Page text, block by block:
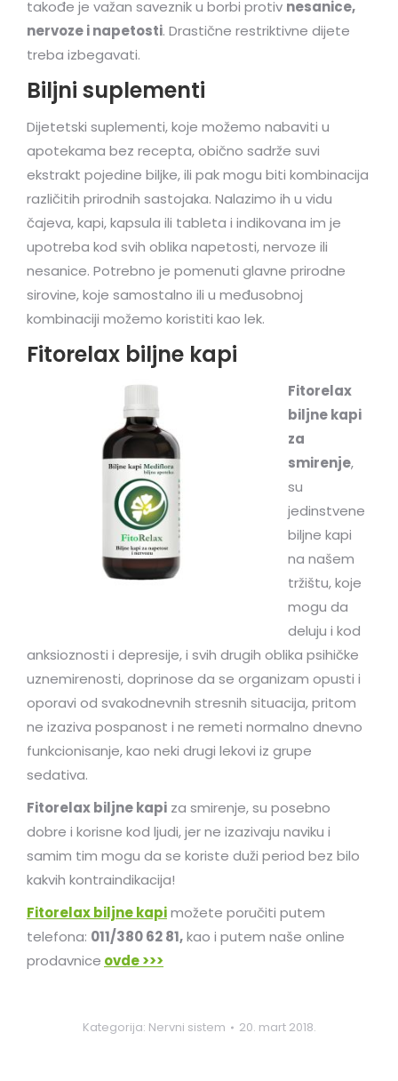
takođe je važan saveznik u borbi protiv nesanice,
nervoze i napetosti. Drastične restriktivne dijete
treba izbegavati.
Biljni suplementi
Dijetetski suplementi, koje možemo nabaviti u
apotekama bez recepta, obično sadrže suvi
ekstrakt pojedine biljke, ili pak mogu biti kombinacija
različitih prirodnih sastojaka. Nalazimo ih u vidu
čajeva, kapi, kapsula ili tableta i indikovana im je
upotreba kod svih oblika napetosti, nervoze ili
nesanice. Potrebno je pomenuti glavne prirodne
sirovine, koje samostalno ili u međusobnoj
kombinaciji možemo koristiti kao lek.
Fitorelax biljne kapi
Fitorelax
biljne kapi
za
smirenje,
su
jedinstvene
biljne kapi
na našem
tržištu, koje
mogu da
deluju i kod
anksioznosti i depresije, i svih drugih oblika psihičke
uznemirenosti, doprinose da se organizam opusti i
oporavi od svakodnevnih stresnih situacija, pritom
ne izaziva pospanost i ne remeti normalno dnevno
funkcionisanje, kao neki drugi lekovi iz grupe
sedativa.
Fitorelax biljne kapi za smirenje, su posebno
dobre i korisne kod ljudi, jer ne izazivaju naviku i
samim tim mogu da se koriste duži period bez bilo
kakvih kontraindikacija!
Fitorelax biljne kapimožete poručiti putem
telefona: 011/380 62 81,kao i putem naše online
prodavnice ovde >>>
Kategorija: Nervni sistem 20. mart 2018.